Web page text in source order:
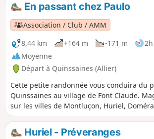
En passant chez Paulo
Association / Club / AMM
8,44 km
+164 m -171 m
2h
Moyenne
Départ à Quinssaines (Allier)
Cette petite randonnée vous conduira du
Quinssaines au village de Font Claude.
sur les villes de Montluçon, Huriel,
vers le départ, vous longerez, à Peuroir,
vignobles en exploitation de la région.
Huriel - Préveranges